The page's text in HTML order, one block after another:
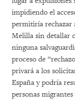
impidiendo el
permitiría rechazar
Melilla sin detallar
ninguna
proceso de
privará a los
España y podría
personas